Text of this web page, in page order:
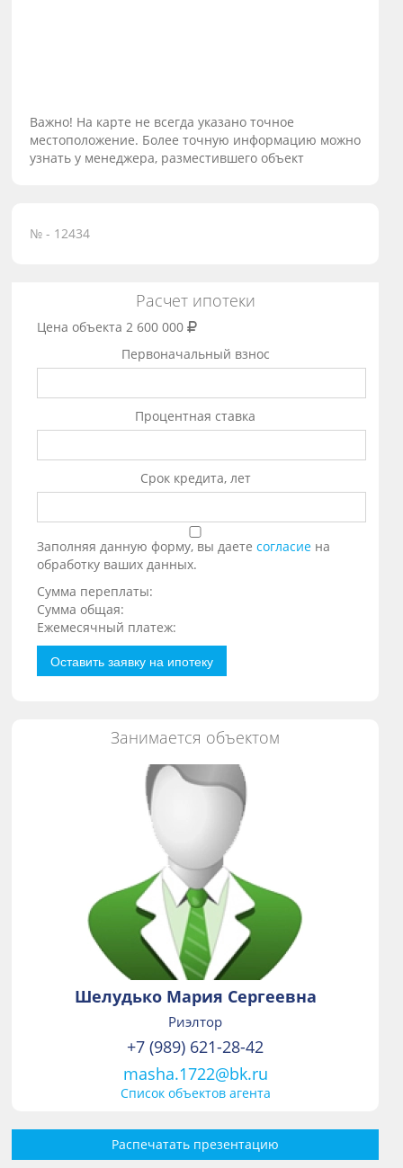
Важно! На карте не всегда указано точное
местоположение. Более точную информацию можно
узнать у менеджера, разместившего объект
№ - 12434
Расчет ипотеки
Цена объекта 2 600 000
Первоначальный взнос
Процентная ставка
Срок кредита, лет
Заполняя данную форму, вы даетесогласие на
обработку ваших данных.
Сумма переплаты:
Сумма общая:
Ежемесячный платеж:
Оставить заявку на ипотеку
Занимается объектом
Шелудько Мария Сергеевна
Риэлтор
+7 (989) 621-28-42
masha.1722@bk.ru
Список объектов агента
Распечатать презентацию